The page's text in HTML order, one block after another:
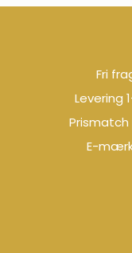
Fri
Levering
E-